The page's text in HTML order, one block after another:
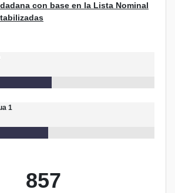
con base en la Lista Nominal
1
857